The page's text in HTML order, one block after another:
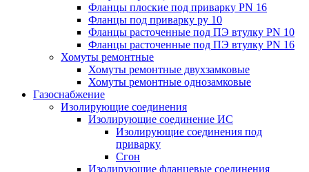
Фланцы плоские под приварку PN 16
Фланцы под приварку ру 10
Фланцы расточенные под ПЭ втулку PN 10
Фланцы расточенные под ПЭ втулку PN 16
Хомуты ремонтные
Хомуты ремонтные двухзамковые
Хомуты ремонтные однозамковые
Газоснабжение
Изолирующие соединения
Изолирующие соединение ИС
Изолирующие соединения под
приварку
Сгон
Изолирующие фланцевые соединения